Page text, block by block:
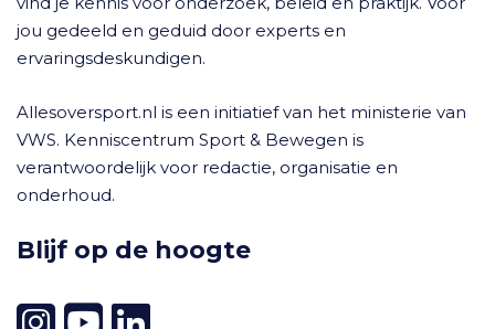
jou gedeeld en geduid door experts en
ervaringsdeskundigen.
Allesoversport.nl is een initiatief van het ministerie van
VWS. Kenniscentrum Sport & Bewegen is
verantwoordelijk voor redactie, organisatie en
onderhoud.
Blijf op de hoogte